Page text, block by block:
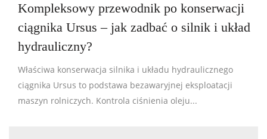
Kompleksowy przewodnik po konserwacji
ciągnika Ursus – jak zadbać o silnik i układ
hydrauliczny?
Właściwa konserwacja silnika i układu hydraulicznego
ciągnika Ursus to podstawa bezawaryjnej eksploatacji
maszyn rolniczych. Kontrola ciśnienia oleju...